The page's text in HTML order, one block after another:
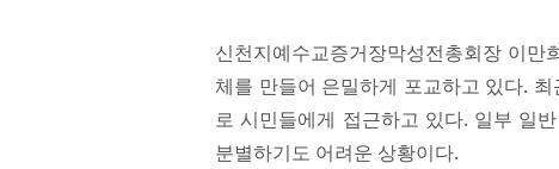
신천지예수교증거장막성전총회장 이
체를 만들어 은밀하게 포교하고 있다.
로 시민들에게 접근하고 있다. 일부 일
분별하기도 어려운 상황이다.